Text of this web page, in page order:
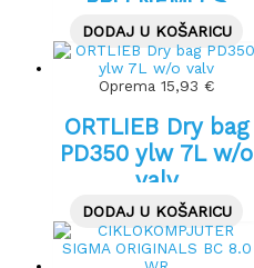
DODAJ U KOŠARICU
Oprema 15,93 €
ORTLIEB Dry bag
PD350 ylw 7L w/o
valv
DODAJ U KOŠARICU